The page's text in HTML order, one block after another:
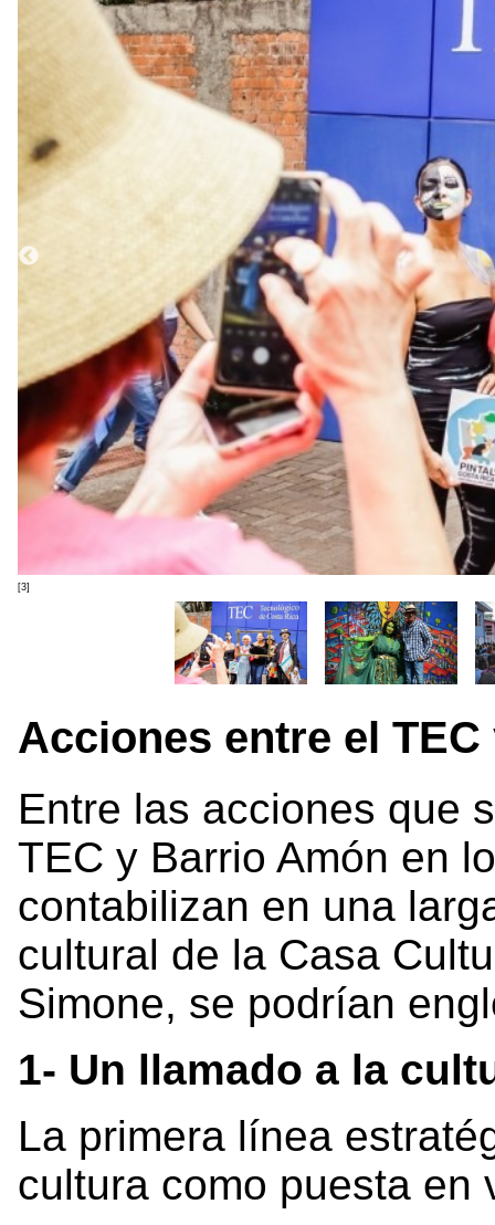
[3]
Acciones entre el
Entre las acciones que
TEC y Barrio Amón en
contabilizan en una
cultural de la Casa
Simone, se podrían
1- Un llamado a la
La primera línea
cultura como puesta